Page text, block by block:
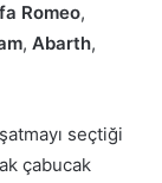
Romeo,
, Abarth,
seçtiği
çabucak